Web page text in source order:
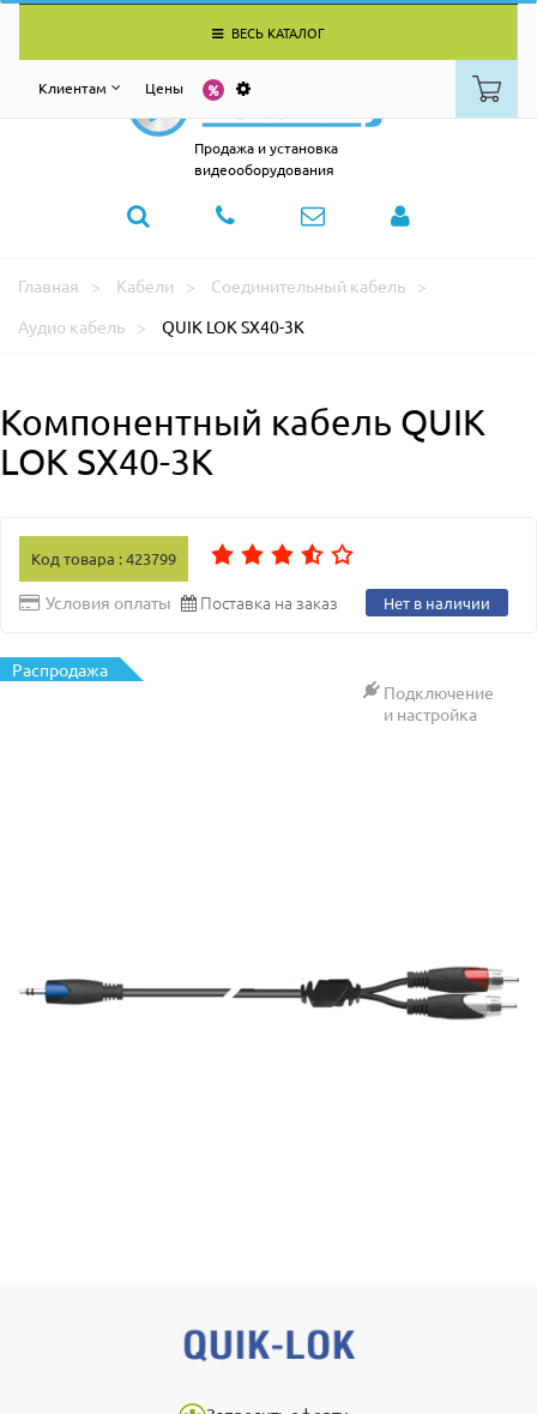
ВЕСЬ КАТАЛОГ
Клиентам Цены
Продажа и установка
видеооборудования
Главная Кабели
Соединительный кабель
Аудио кабель
QUIK LOK SX40-3K
Компонентный кабель QUIK
LOK SX40-3K
Код товара : 423799
Условия оплаты Поставка на заказ Нет в наличии
Распродажа
Подключение
и настройка